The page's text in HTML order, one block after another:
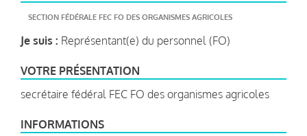
SECTION FÉDÉRALE FEC FO DES ORGANISMES AGRICOLES
Je suis : Représentant(e) du personnel (FO)
VOTRE PRÉSENTATION
secrétaire fédéral FEC FO des organismes agricoles
INFORMATIONS